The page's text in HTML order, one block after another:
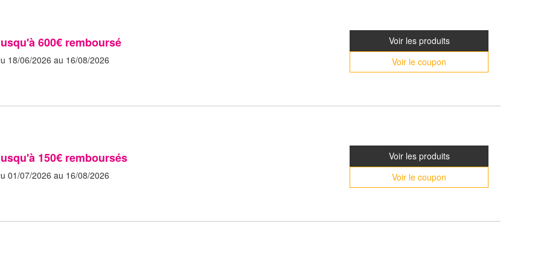
600€ remboursé
18/06/2026 au 16/08/2026
Voir les produits
Voir le coupon
150€ remboursés
01/07/2026 au 16/08/2026
Voir les produits
Voir le coupon